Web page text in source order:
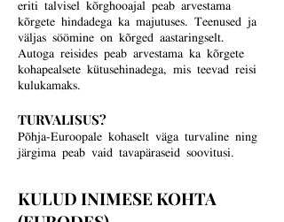
eriti talvisel kõrghooajal peab arvestama
kõrgete hindadega ka majutuses. Teenused ja
väljas söömine on kõrged aastaringselt.
Autoga reisides peab arvestama ka kõrgete
kohapealsete kütusehinadega, mis teevad reisi
kulukamaks.
TURVALISUS?
Põhja-Euroopale kohaselt väga turvaline ning
järgima peab vaid tavapäraseid soovitusi.
KULUD INIMESE KOHTA